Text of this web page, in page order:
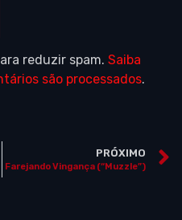
reduzir spam. Saiba
são processados.
PRÓXIMO
Farejando Vingança (“Muzzle”)